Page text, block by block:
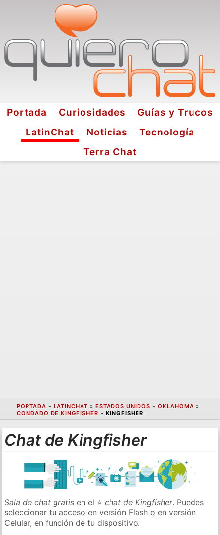
Portada Curiosidades
Guías y Trucos
LatinChat
Noticias
Tecnología
Terra Chat
PORTADA » LATINCHAT » ESTADOS UNIDOS » OKLAHOMA »
CONDADO DE KINGFISHER » KINGFISHER
Chat de Kingfisher
Sala de chat gratis en el ⭐chat de Kingfisher. Puedes
seleccionar tu acceso en versión Flash o en versión
Celular, en función de tu dispositivo.